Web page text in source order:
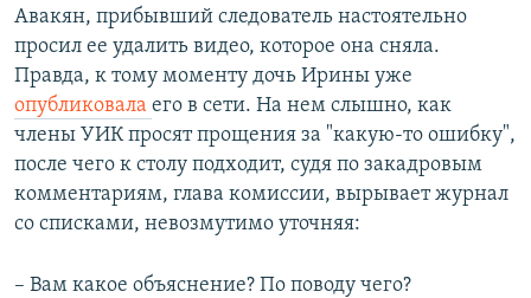
Авакян, прибывший следователь настоятельно
просил ее удалить видео, которое она сняла.
Правда, к тому моменту дочь Ирины уже
опубликовала его в сети. На нем слышно, как
члены УИК просят прощения за "какую-то ошибку",
после чего к столу подходит, судя по закадровым
комментариям, глава комиссии, вырывает журнал
со списками, невозмутимо уточняя:
– Вам какое объяснение? По поводу чего?